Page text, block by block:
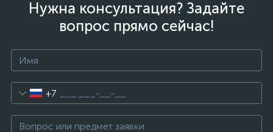
Нужна консультация? Задайте
вопрос прямо сейчас!
+7